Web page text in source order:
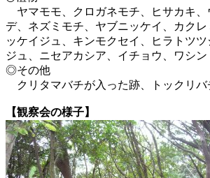
ヤマモモ、クロガネモチ、ヒサカキ、
デ、ネズミモチ、ヤブニッケイ、カク
ッケイジュ、キンモクセイ、ヒラトツ
ジュ、ニセアカシア、イチョウ、ワシ
◎その他
クリタマバチが入った跡、トックリバ
【観察会の様子】